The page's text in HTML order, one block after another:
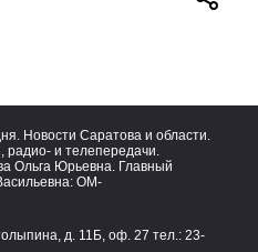
Новости Саратова и области.
радио- и телепередачи.
Ольга Юрьевна. Главный
OM-
д. 11Б, оф. 27 тел.: 23-